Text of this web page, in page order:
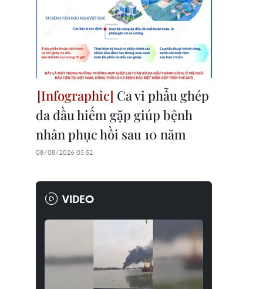
Ca vi phẫu ghép
da đầu hiếm gặp giúp bệnh
nhân phục hồi sau 10 năm
08/08/2026 03:52
VIDEO